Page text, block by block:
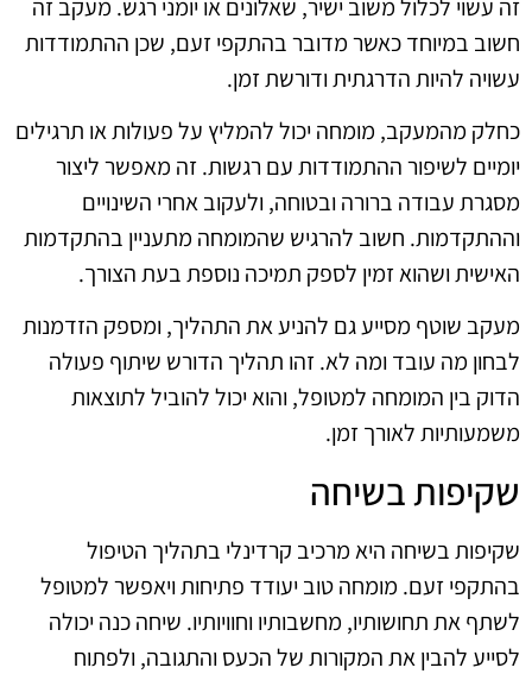
זה עשוי לכלול משוב ישיר, שאלונים או יומני רגש. מעקב זה
חשוב במיוחד כאשר מדובר בהתקפי זעם, שכן ההתמודדות
עשויה להיות הדרגתית ודורשת זמן.
כחלק מהמעקב, מומחה יכול להמליץ על פעולות או תרגילים
יומיים לשיפור ההתמודדות עם רגשות. זה מאפשר ליצור
מסגרת עבודה ברורה ובטוחה, ולעקוב אחרי השינויים
וההתקדמות. חשוב להרגיש שהמומחה מתעניין בהתקדמות
האישית ושהוא זמין לספק תמיכה נוספת בעת הצורך.
מעקב שוטף מסייע גם להניע את התהליך, ומספק הזדמנות
לבחון מה עובד ומה לא. זהו תהליך הדורש שיתוף פעולה
הדוק בין המומחה למטופל, והוא יכול להוביל לתוצאות
משמעותיות לאורך זמן.
שקיפות בשיחה
שקיפות בשיחה היא מרכיב קרדינלי בתהליך הטיפול
בהתקפי זעם. מומחה טוב יעודד פתיחות ויאפשר למטופל
לשתף את תחושותיו, מחשבותיו וחוויותיו. שיחה כנה יכולה
לסייע להבין את המקורות של הכעס והתגובה, ולפתוח